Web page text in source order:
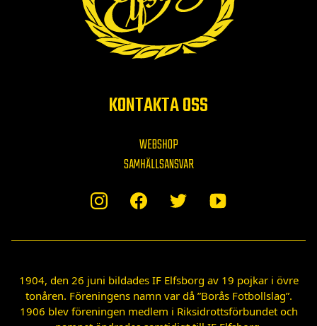
KONTAKTA OSS
WEBSHOP
SAMHÄLLSANSVAR
1904, den 26 juni bildades IF Elfsborg av 19 pojkar i övre
tonåren. Föreningens namn var då ”Borås Fotbollslag”.
1906 blev föreningen medlem i Riksidrottsförbundet och